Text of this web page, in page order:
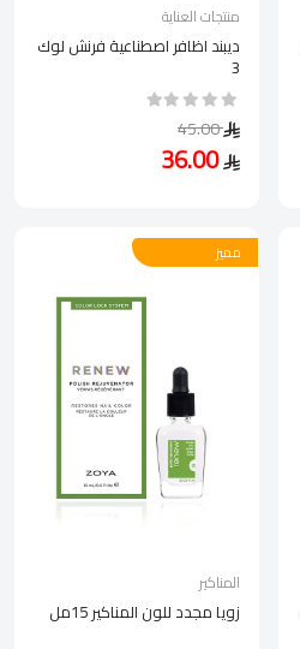
منتجات العناية
ديبند اظافر اصطناعية فرنش لوك
3
45.00
36.00
مميز
المناكير
زويا مجدد للون المناكير 15مل